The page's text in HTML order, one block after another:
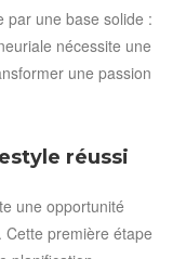
par une base solide :
nécessite une
une passion
réussi
une opportunité
première étape